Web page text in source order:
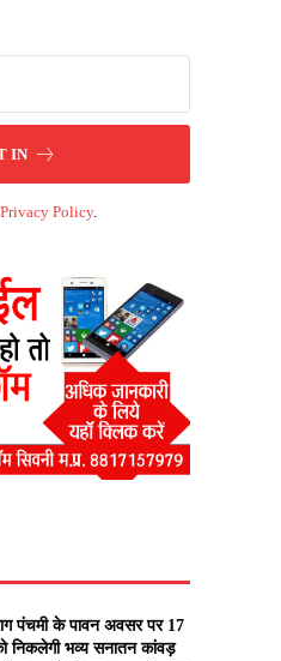
IN
Privacy Policy.
पंचमी के पावन अवसर पर 17
निकलेगी भव्य सनातन कांवड़